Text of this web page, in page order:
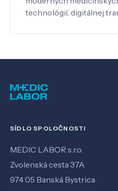
technológií, digitálnej
SÍDLO SPOLOČNOSTI
MEDIC LABOR s.r.o.
Zvolenská cesta 37A
974 05 Banská Bystrica